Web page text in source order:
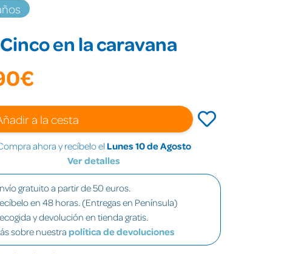
en la caravana
a la cesta
ahora y recíbelo el Lunes 10 de Agosto
Ver detalles
gratuito a partir de 50 euros.
en 48 horas. (Entregas en Península)
y devolución en tienda gratis.
sobre nuestrapolítica de devoluciones